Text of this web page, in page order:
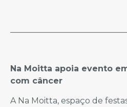
Na Moitta apoia evento
com câncer
A Na Moitta, espaço de